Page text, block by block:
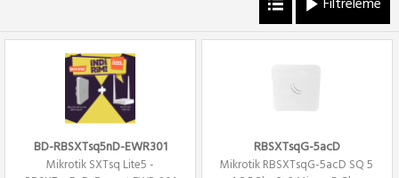
BD-RBSXTsq5nD-EWR301
Mikrotik SXTsq Lite5 -
RBSXTsqG-5acD
Mikrotik RBSXTsqG-5acD SQ 5